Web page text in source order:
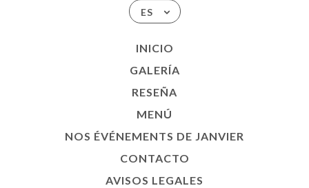
ES
INICIO
GALERÍA
RESEÑA
MENÚ
NOS ÉVÉNEMENTS DE JANVIER
CONTACTO
AVISOS LEGALES